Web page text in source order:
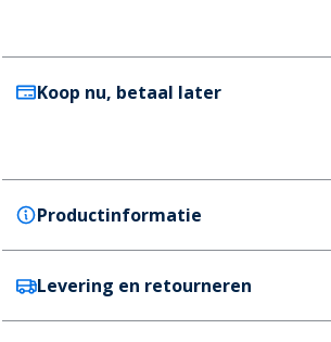
Koop nu, betaal later
Productinformatie
French Connection
French Connection Heren Sweaters
Levering en retourneren